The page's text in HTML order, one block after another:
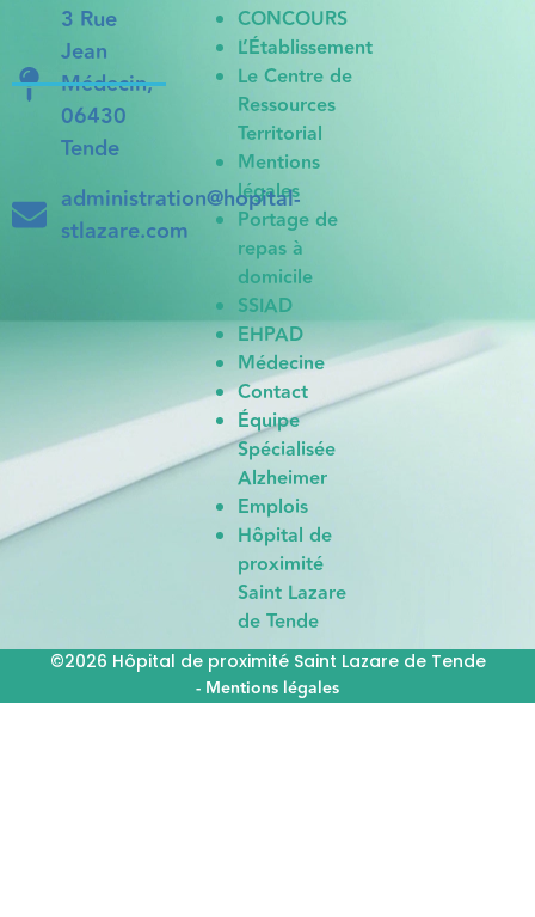
CONCOURS
L’Établissement
Le Centre de
Ressources
Territorial
Mentions
légales
Portage de
repas à
domicile
SSIAD
EHPAD
Médecine
Contact
Équipe
Spécialisée
Alzheimer
Emplois
Hôpital de
proximité
Saint Lazare
de Tende
3 Rue
Jean
Médecin,
06430
Tende
administration@hopital-
stlazare.com
©2026 Hôpital de proximité Saint Lazare de Tende
- Mentions légales